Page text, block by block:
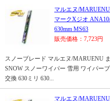
マルエヌ/
マークXジオ
630mm MS63
販売価格：7,723円
スノーブレード マルエヌ/MARUENU
SNOW スノーワイパー 雪用 ワイパー
交換 630ミリ 630...
マルエヌ/